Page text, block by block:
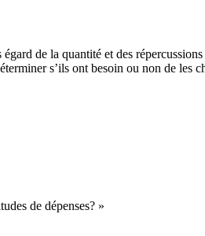
égard de la quantité et des
s’ils ont besoin ou non de les
de dépenses? »